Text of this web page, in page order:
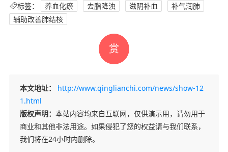
标签： 养血化瘀 去脂降浊 滋阴补血
补气润肺
辅助改善肺结核
赏
本文地址：
http://www.qinglianchi.com/news/show-12
1.html
版权声明： 本站内容均来自互联网，仅供演示用，请勿用于
商业和其他非法用途。如果侵犯了您的权益请与我们联系，
我们将在24小时内删除。